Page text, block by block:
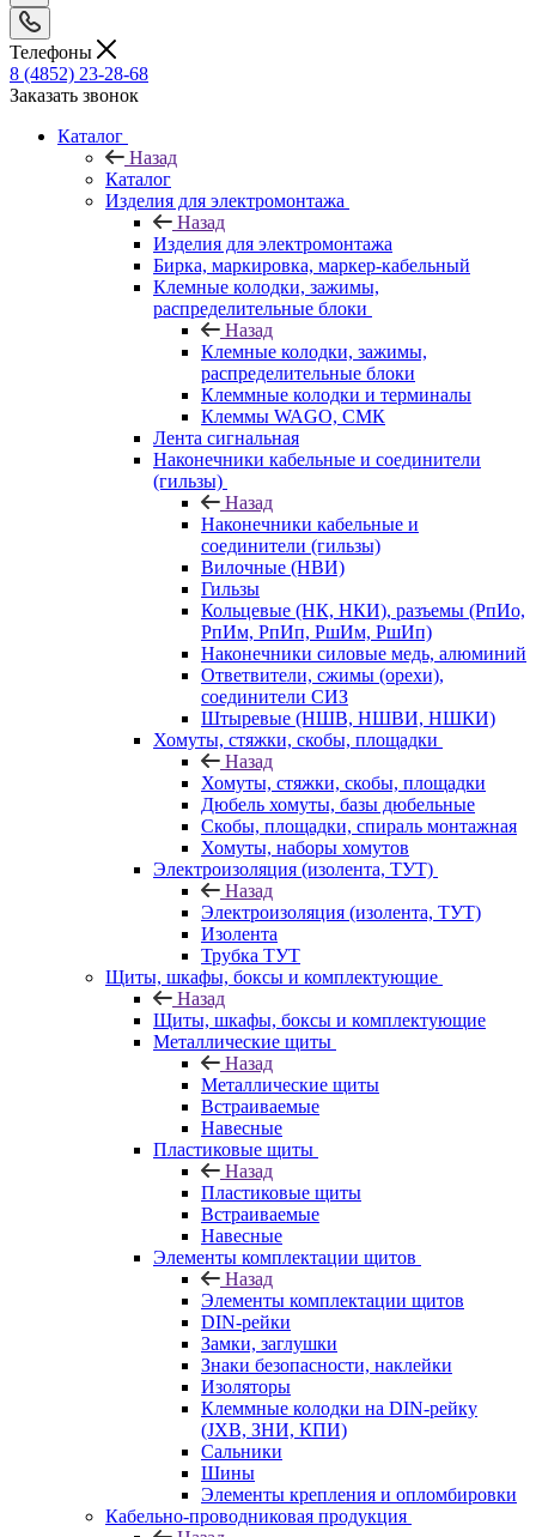
Телефоны
8 (4852) 23-28-68
Заказать звонок
Каталог
Назад
Каталог
Изделия для электромонтажа
Назад
Изделия для электромонтажа
Бирка, маркировка, маркер-кабельный
Клемные колодки, зажимы,
распределительные блоки
Назад
Клемные колодки, зажимы,
распределительные блоки
Клеммные колодки и терминалы
Клеммы WAGO, СМК
Лента сигнальная
Наконечники кабельные и соединители
(гильзы)
Назад
Наконечники кабельные и
соединители (гильзы)
Вилочные (НВИ)
Гильзы
Кольцевые (НК, НКИ), разъемы (РпИо,
РпИм, РпИп, РшИм, РшИп)
Наконечники силовые медь, алюминий
Ответвители, сжимы (орехи),
соединители СИЗ
Штыревые (НШВ, НШВИ, НШКИ)
Хомуты, стяжки, скобы, площадки
Назад
Хомуты, стяжки, скобы, площадки
Дюбель хомуты, базы дюбельные
Скобы, площадки, спираль монтажная
Хомуты, наборы хомутов
Электроизоляция (изолента, ТУТ)
Назад
Электроизоляция (изолента, ТУТ)
Изолента
Трубка ТУТ
Щиты, шкафы, боксы и комплектующие
Назад
Щиты, шкафы, боксы и комплектующие
Металлические щиты
Назад
Металлические щиты
Встраиваемые
Навесные
Пластиковые щиты
Назад
Пластиковые щиты
Встраиваемые
Навесные
Элементы комплектации щитов
Назад
Элементы комплектации щитов
DIN-рейки
Замки, заглушки
Знаки безопасности, наклейки
Изоляторы
Клеммные колодки на DIN-рейку
(JXB, ЗНИ, КПИ)
Сальники
Шины
Элементы крепления и опломбировки
Кабельно-проводниковая продукция